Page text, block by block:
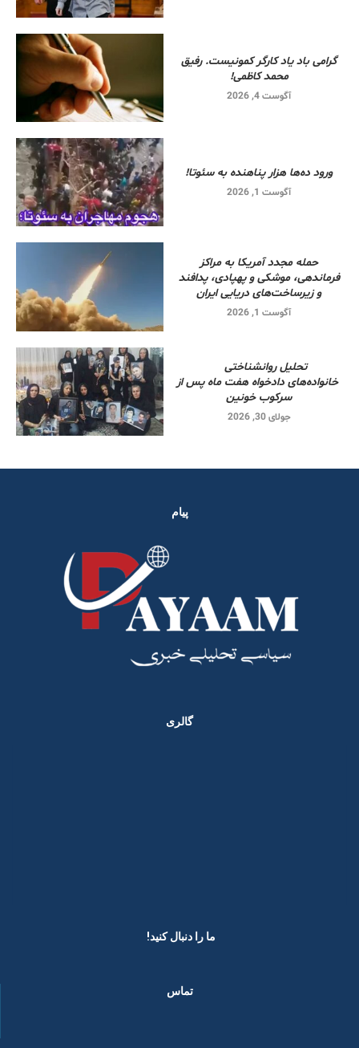
گرامی باد یاد کارگر کمونیست. رفیق
محمد کاظمی!
آگوست 4, 2026
ورود ده‌ها هزار پناهنده به سئوتا!
آگوست 1, 2026
حمله مجدد آمریکا به مراکز
فرماندهی، موشکی و پهپادی، پدافند
و زیرساخت‌های دریایی ایران
آگوست 1, 2026
تحلیل روانشناختی
خانواده‌های دادخواه هفت ماه پس از
سرکوب خونین
جولای 30, 2026
پیام
گالری
ما را دنبال کنید! ​
تماس